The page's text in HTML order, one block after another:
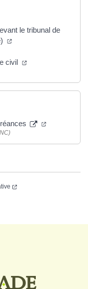
le tribunal de
civil